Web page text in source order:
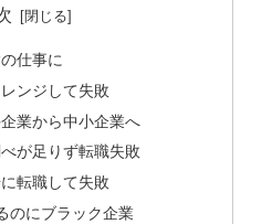
仕事に
ンジして失敗
業から中小企業へ
が足りず転職失敗
転職して失敗
のにブラック企業